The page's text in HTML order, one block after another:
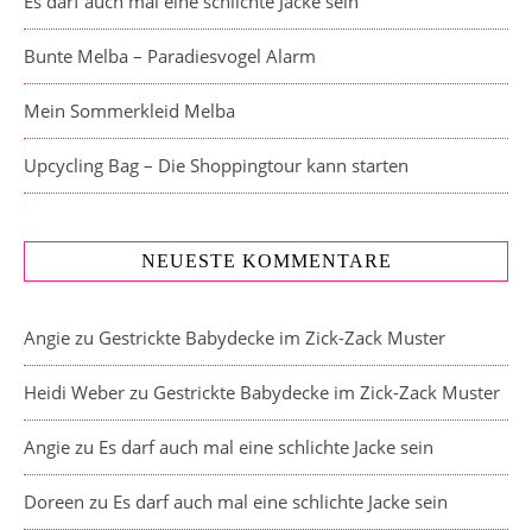
Bunte Melba – Paradiesvogel Alarm
Mein Sommerkleid Melba
Upcycling Bag – Die Shoppingtour kann starten
NEUESTE KOMMENTARE
Angie zu Gestrickte Babydecke im Zick-Zack Muster
Heidi Weber zu Gestrickte Babydecke im Zick-Zack Muster
Angie zu Es darf auch mal eine schlichte Jacke sein
Doreen zu Es darf auch mal eine schlichte Jacke sein